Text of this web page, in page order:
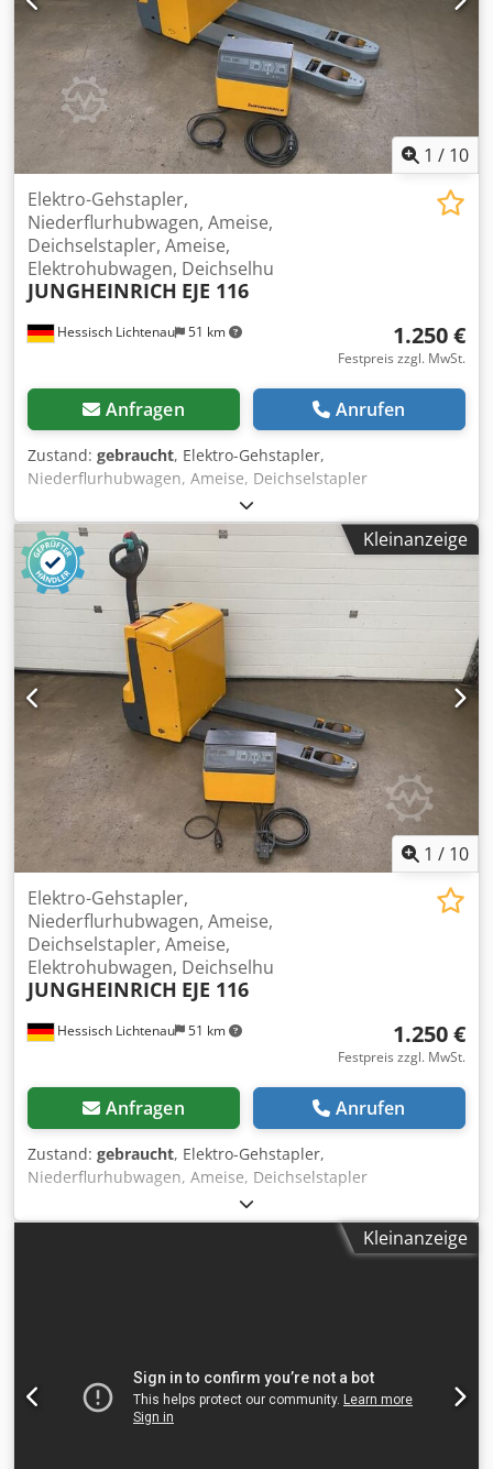
1 / 10
Hessisch Lichtenau 51 km
Elektro-Gehstapler,
Niederflurhubwagen, Ameise,
Deichselstapler, Ameise,
Elektrohubwagen, Deichselhu
JUNGHEINRICH EJE 116
1.250 €
Festpreis zzgl. MwSt.
Anfragen Anrufen
Zustand: gebraucht, Elektro-Gehstapler,
Niederflurhubwagen, Ameise, Deichselstapler
JUNGHEINRICH Typ EJE 116 Serien. Nr: 98008311 Baujahr
2010 Nenntragkraft: 1600 kg Hubhöhe: 200 mm
Gabellänge: 1150 mm Betriebsspannung: 24 Volt
Gesamtlänge: 1750 mm Gesamtbreite: 730 mm Bauhöhe
mit Deichsel: 1300 mm - Batterie aus Baujahr 2014, Typ
24V 2 PzS 250 (24 Volt, 250 AH) - Batterie Automatik-
Ladegerät Jungheinrich 24 Volt, 30 Amp. - 2399
Betriebsstunden abgelesen. Csdpoyr R Dvsfx Alyorf
Gewicht ca. 560 kg guter Zustand
Kleinanzeige
1 / 10
Hessisch Lichtenau 51 km
Elektro-Gehstapler,
Niederflurhubwagen, Ameise,
Deichselstapler, Ameise,
Elektrohubwagen, Deichselhu
JUNGHEINRICH EJE 116
1.250 €
Festpreis zzgl. MwSt.
Anfragen Anrufen
Zustand: gebraucht, Elektro-Gehstapler,
Niederflurhubwagen, Ameise, Deichselstapler
JUNGHEINRICH Typ EJE 116 Serien. Nr: 90316421 Baujahr
2008 Nenntragkraft: 1600 kg Hubhöhe: 200 mm
Gabellänge: 1150 mm Betriebsspannung: 24 Volt
kg guter Zustand
Kleinanzeige